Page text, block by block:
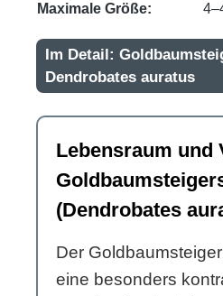
Maximale Größe:
Im Detail:
Dendrobates auratus
Lebensraum und
(Dendrobates
Der
eine besonders